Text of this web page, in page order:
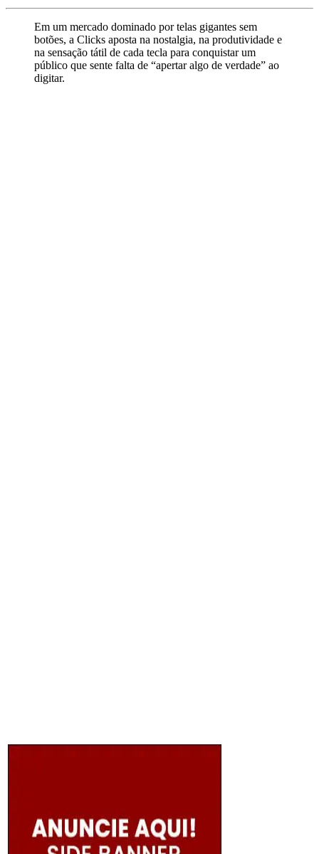
Em um mercado dominado por telas gigantes sem
botões, a Clicks aposta na nostalgia, na produtividade e
na sensação tátil de cada tecla para conquistar um
público que sente falta de “apertar algo de verdade” ao
digitar.